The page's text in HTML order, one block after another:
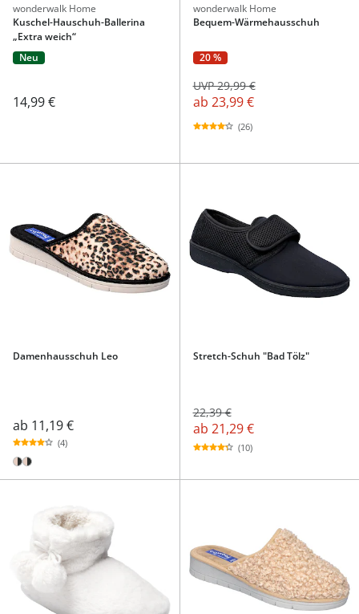
wonderwalk Home
Kuschel-Hauschuh-Ballerina
„Extra weich“
Neu
14,99 €
wonderwalk Home
Bequem-Wärmehausschuh
20 %
ab 23,99 €
UVP 29,99 €
(26)
Damenhausschuh Leo
ab 11,19 €
(4)
Stretch-Schuh "Bad Tölz"
22,39 €
ab 21,29 €
(10)